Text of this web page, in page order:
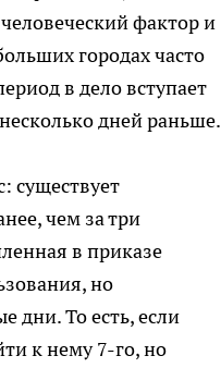
фактор и
городах часто
в дело вступает
дней раньше.
существует
чем за три
в приказе
но
дни. То есть, если
к нему 7-го, но